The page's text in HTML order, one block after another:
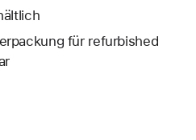
geöffnet.
für refurbished